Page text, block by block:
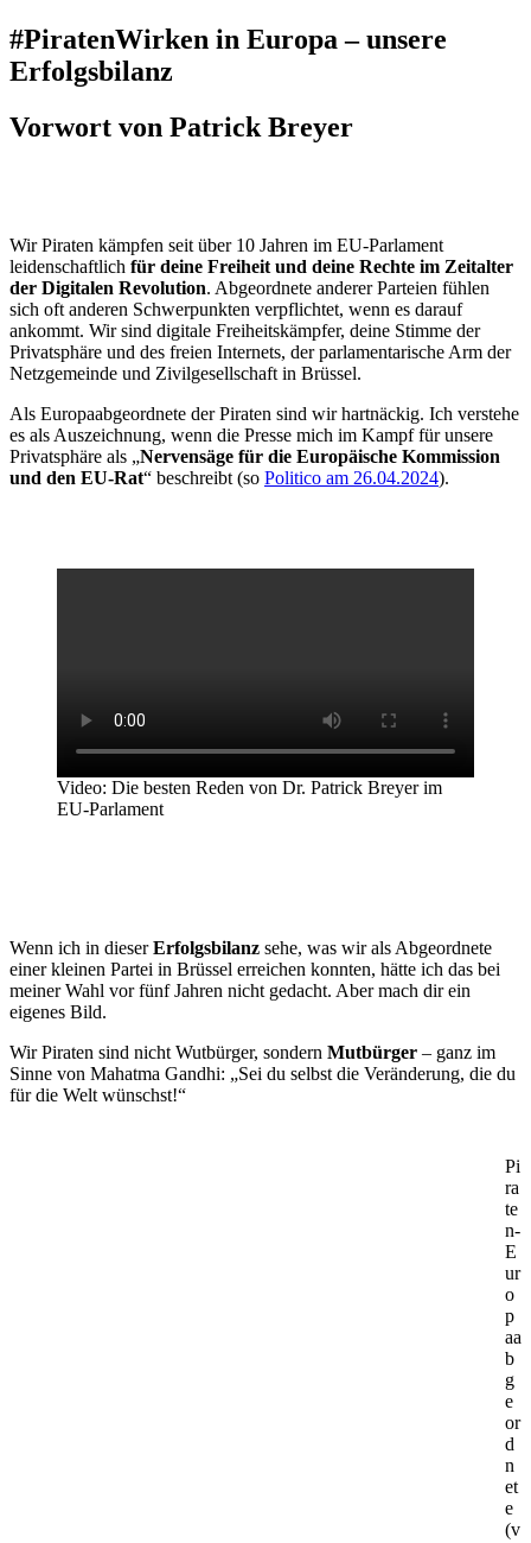
#PiratenWirken in Europa – unsere
Erfolgsbilanz
Vorwort von Patrick Breyer
Wir Piraten kämpfen seit über 10 Jahren im EU-Parlament
leidenschaftlich für deine Freiheit und deine Rechte im Zeitalter
der Digitalen Revolution. Abgeordnete anderer Parteien fühlen
sich oft anderen Schwerpunkten verpflichtet, wenn es darauf
ankommt. Wir sind digitale Freiheitskämpfer, deine Stimme der
Privatsphäre und des freien Internets, der parlamentarische Arm der
Netzgemeinde und Zivilgesellschaft in Brüssel.
Als Europaabgeordnete der Piraten sind wir hartnäckig. Ich verstehe
es als Auszeichnung, wenn die Presse mich im Kampf für unsere
Privatsphäre als „Nervensäge für die Europäische Kommission
und den EU-Rat“ beschreibt (so Politico am 26.04.2024).
Video: Die besten Reden von Dr. Patrick Breyer im
EU-Parlament
Wenn ich in dieserErfolgsbilanz sehe, was wir als Abgeordnete
einer kleinen Partei in Brüssel erreichen konnten, hätte ich das bei
meiner Wahl vor fünf Jahren nicht gedacht. Aber mach dir ein
eigenes Bild.
Wir Piraten sind nicht Wutbürger, sondern Mutbürger – ganz im
Sinne von Mahatma Gandhi: „Sei du selbst die Veränderung, die du
für die Welt wünschst!“
Pi
ra
te
n-
E
ur
o
p
aa
b
g
e
or
d
n
et
e
(v